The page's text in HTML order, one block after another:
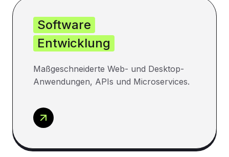
Software
Entwicklung
Maßgeschneiderte Web- und Desktop-
Anwendungen, APIs und Microservices.